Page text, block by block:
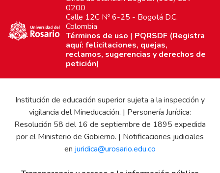
0200
Calle 12C Nº 6-25 - Bogotá D.C.
Colombia
Términos de uso | PQRSDF (Registra
aquí: felicitaciones, quejas,
reclamos, sugerencias y derechos de
petición)
Institución de educación superior sujeta a la inspección y
vigilancia del Mineducación. | Personería Jurídica:
Resolución 58 del 16 de septiembre de 1895 expedida
por el Ministerio de Gobierno. | Notificaciones judiciales
en juridica@urosario.edu.co